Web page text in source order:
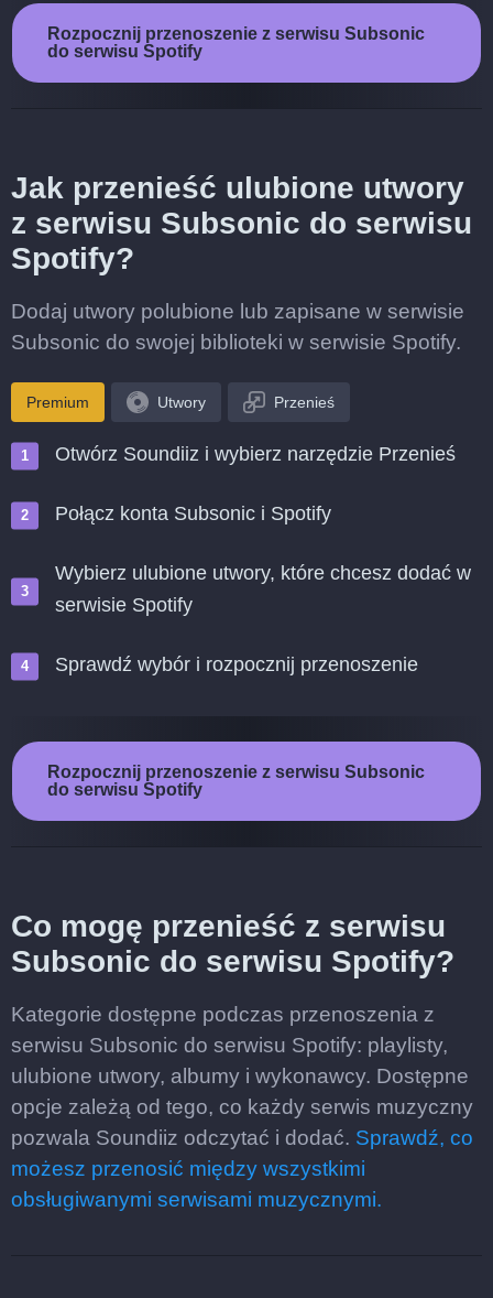
Rozpocznij przenoszenie z serwisu Subsonic
do serwisu Spotify
Jak przenieść ulubione utwory
z serwisu Subsonic do serwisu
Spotify?
Dodaj utwory polubione lub zapisane w serwisie
Subsonic do swojej biblioteki w serwisie Spotify.
Premium Utwory Przenieś
Otwórz Soundiiz i wybierz narzędzie Przenieś
Połącz konta Subsonic i Spotify
Wybierz ulubione utwory, które chcesz dodać w
serwisie Spotify
Sprawdź wybór i rozpocznij przenoszenie
Rozpocznij przenoszenie z serwisu Subsonic
do serwisu Spotify
Co mogę przenieść z serwisu
Subsonic do serwisu Spotify?
Kategorie dostępne podczas przenoszenia z
serwisu Subsonic do serwisu Spotify: playlisty,
ulubione utwory, albumy i wykonawcy. Dostępne
opcje zależą od tego, co każdy serwis muzyczny
pozwala Soundiiz odczytać i dodać. Sprawdź, co
możesz przenosić między wszystkimi
obsługiwanymi serwisami muzycznymi.